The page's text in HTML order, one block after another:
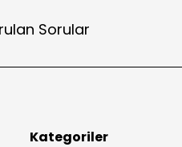
Sorular
Kategoriler